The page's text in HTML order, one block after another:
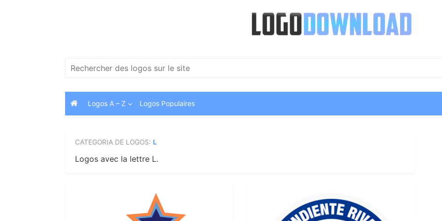
Search
Logos A – Z Logos Populaires
CATEGORIA DE LOGOS: L
Logos avec la lettre L.